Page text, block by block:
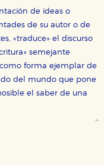
de ideas o
de su autor o de
«traduce» el discurso
semejante
forma ejemplar de
del mundo que pone
el saber de una
de
de
cada
es agregada y, por lo
publicidad
sitios. No